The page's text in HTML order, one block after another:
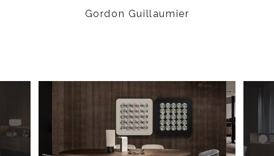
Gordon Guillaumier
2